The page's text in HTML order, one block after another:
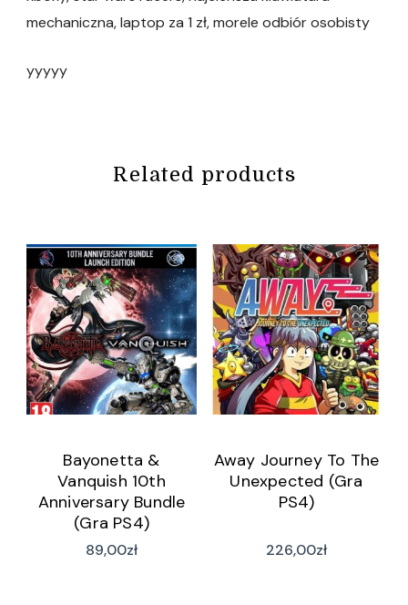
mechaniczna, laptop za 1 zł, morele odbiór osobisty
yyyyy
Related products
Bayonetta &
Vanquish 10th
Anniversary Bundle
(Gra PS4)
89,00zł
Away Journey To The
Unexpected (Gra
PS4)
226,00zł